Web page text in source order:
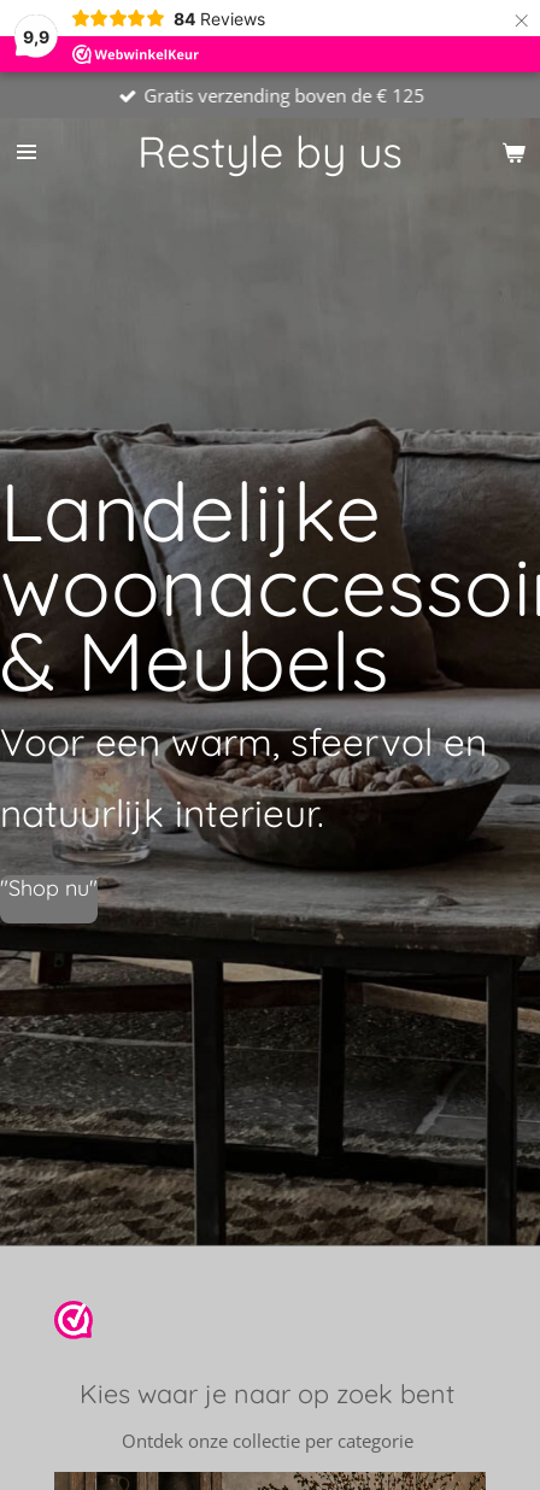
9,9
84 Reviews ×
Restyle by us
Gratis verzending boven de € 125
Landelijke
& Meubels
Voor een warm, sfeervol en
natuurlijk interieur.
"Shop nu"
Kies waar je naar op zoek bent
Ontdek onze collectie per categorie